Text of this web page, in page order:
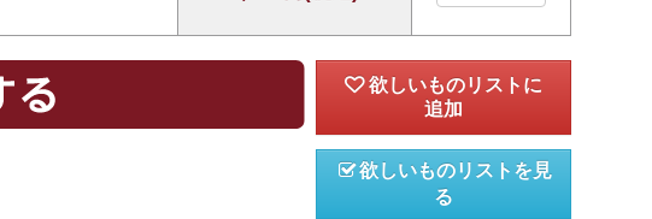
欲しいものリストを見
る